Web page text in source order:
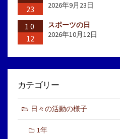
23
2026年9月23日
10
12
スポーツの日
2026年10月12日
カテゴリー
日々の活動の様子
1年